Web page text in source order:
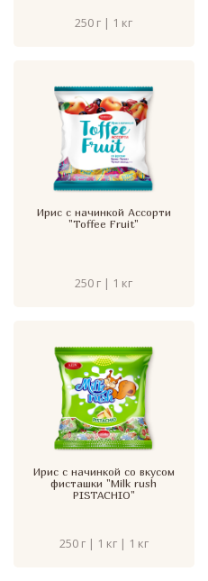
250 г | 1 кг
Ирис с начинкой Ассорти
"Toffee Fruit"
250 г | 1 кг
Ирис с начинкой со вкусом
фисташки "Milk rush
PISTACHIO"
250 г | 1 кг | 1 кг